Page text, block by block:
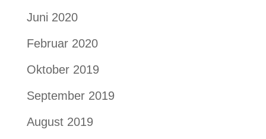
Juni 2020
Februar 2020
Oktober 2019
September 2019
August 2019